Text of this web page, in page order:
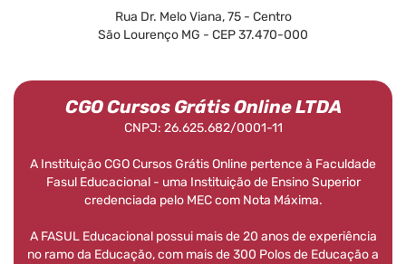
Rua Dr. Melo Viana, 75 - Centro
São Lourenço MG - CEP 37.470-000
CGO Cursos Grátis Online LTDA
CNPJ: 26.625.682/0001-11
A Instituição CGO Cursos Grátis Online pertence à Faculdade
Fasul Educacional - uma Instituição de Ensino Superior
credenciada pelo MEC com Nota Máxima.
A FASUL Educacional possui mais de 20 anos de experiência
no ramo da Educação, com mais de 300 Polos de Educação a